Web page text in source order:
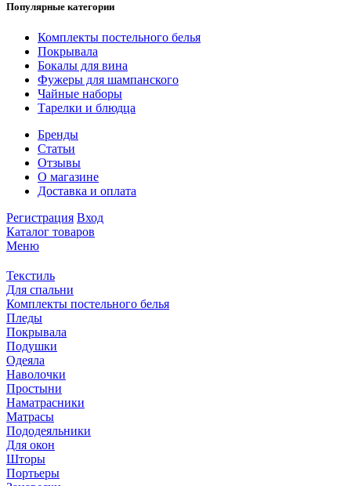
Популярные категории
Комплекты постельного белья
Покрывала
Бокалы для вина
Фужеры для шампанского
Чайные наборы
Тарелки и блюдца
Бренды
Статьи
Отзывы
О магазине
Доставка и оплата
Регистрация Вход
Каталог товаров
Меню
Текстиль
Для спальни
Комплекты постельного белья
Пледы
Покрывала
Подушки
Одеяла
Наволочки
Простыни
Наматрасники
Матрасы
Пододеяльники
Для окон
Шторы
Портьеры